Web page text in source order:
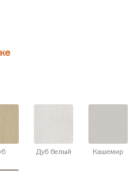
Дуб белый Кашемир